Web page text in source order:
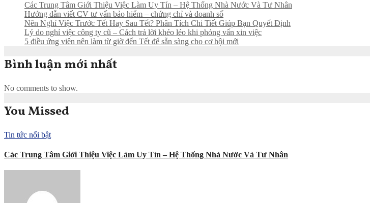
Các Trung Tâm Giới Thiệu Việc Làm Uy Tín – Hệ Thống Nhà Nước Và Tư Nhân
Hướng dẫn viết CV tư vấn bảo hiểm – chứng chỉ và doanh số
Nên Nghỉ Việc Trước Tết Hay Sau Tết? Phân Tích Chi Tiết Giúp Bạn Quyết Định
Lý do nghỉ việc công ty cũ – Cách trả lời khéo léo khi phỏng vấn xin việc
5 điều ứng viên nên làm từ giờ đến Tết để sẵn sàng cho cơ hội mới
Bình luận mới nhất
No comments to show.
You Missed
Tin tức nổi bật
Các Trung Tâm Giới Thiệu Việc Làm Uy Tín – Hệ Thống Nhà Nước Và Tư Nhân